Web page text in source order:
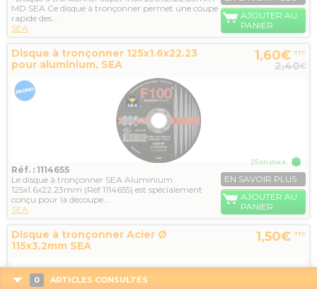
MD SEA Ce disque à tronçonner permet une coupe
rapide des...
SEA
AJOUTER AU
PANIER
Disque à tronçonner 125x1.6x22.23
pour aluminium, SEA
1,60€ TTC
2,40€
Réf. : 1114655
Le disque à tronçonner SEA Aluminium
125x1.6x22.23mm (Réf 1114655) est spécialement
conçu pour la découpe...
SEA
25 en stock
EN SAVOIR PLUS
AJOUTER AU
PANIER
Disque à tronçonner Acier Ø
115x3,2mm SEA
1,50€ TTC
0 ARTICLES CONSULTÉS